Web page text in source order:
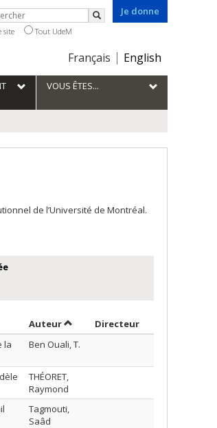
Je donne
Choix
la
langue
Français English
Rechercher
site Tout UdeM
VOUS ÊTES...
de l’Université de Montréal.
AuteurTrier par auteur en ordre
Directeur
la
Ben Ouali, T.
THÉORET,
Raymond
Tagmouti,
Saâd